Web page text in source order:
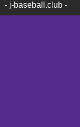
- j-baseball.club -